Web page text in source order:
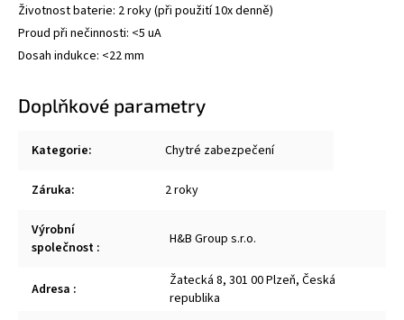
Životnost baterie: 2 roky (při použití 10x denně)
Proud při nečinnosti: <5 uA
Dosah indukce: <22 mm
Doplňkové parametry
Kategorie: Chytré zabezpečení
Záruka: 2 roky
Výrobní
společnost : H&B Group s.r.o.
Adresa :
Žatecká 8, 301 00 Plzeň, Česká
republika